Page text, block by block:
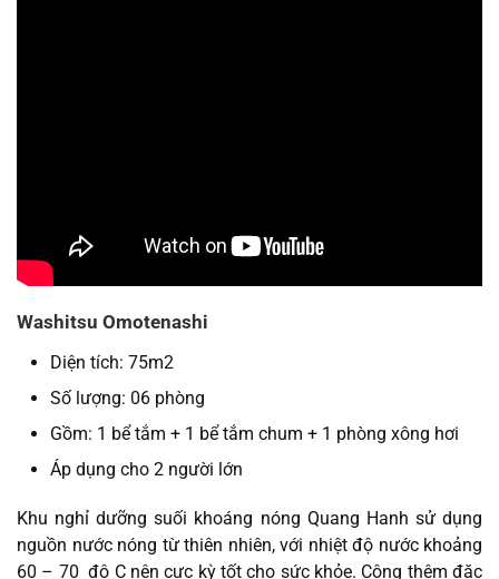
Washitsu Omotenashi
Diện tích: 75m2
Số lượng: 06 phòng
Gồm: 1 bể tắm + 1 bể tắm chum + 1 phòng xông hơi
Áp dụng cho 2 người lớn
Khu nghỉ dưỡng suối khoáng nóng Quang Hanh sử dụng
nguồn nước nóng từ thiên nhiên, với nhiệt độ nước khoảng
60 – 70 độ C nên cực kỳ tốt cho sức khỏe. Cộng thêm đặc